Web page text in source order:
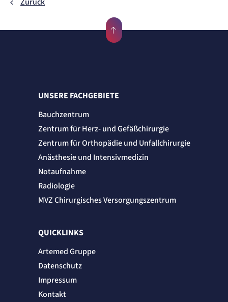
UNSERE FACHGEBIETE
Bauchzentrum
Zentrum für Herz- und Gefäßchirurgie
Zentrum für Orthopädie und Unfallchirurgie
Anästhesie und Intensivmedizin
Notaufnahme
Radiologie
MVZ Chirurgisches Versorgungszentrum
QUICKLINKS
Artemed Gruppe
Datenschutz
Impressum
Kontakt
Anbieter:
Einverständnis-Cookie
Name:
cookie_consent
Artemed SE
Zweck:
Speichert den Zustimmungsstatus des Benutzers für Cookies auf der aktuellen
Domäne.
Cookie Laufzeit:
anonym. Diese Informationen helfen uns
zu verstehen, wie unsere Besucher unsere
Website nutzen.
Matelso Telefontracking